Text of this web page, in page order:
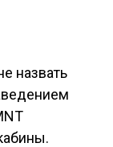
назвать